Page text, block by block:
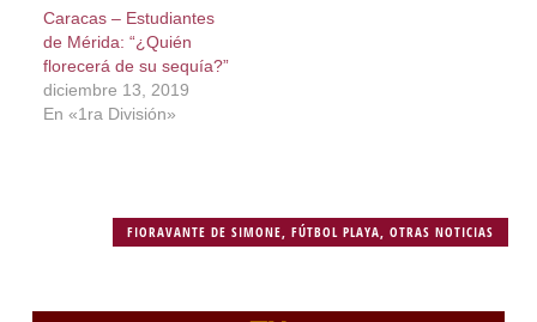
Caracas – Estudiantes
de Mérida: “¿Quién
florecerá de su sequía?”
diciembre 13, 2019
En «1ra División»
FIORAVANTE DE SIMONE ,FÚTBOL PLAYA ,OTRAS NOTICIAS